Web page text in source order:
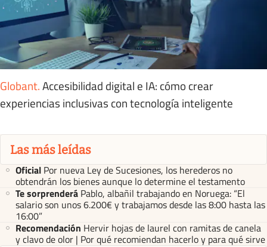
Globant.Accesibilidad digital e IA: cómo crear
experiencias inclusivas con tecnología inteligente
Las más leídas
Oficial Por nueva Ley de Sucesiones, los herederos no
obtendrán los bienes aunque lo determine el testamento
Te sorprenderá Pablo, albañil trabajando en Noruega: “El
salario son unos 6.200€ y trabajamos desde las 8:00 hasta las
16:00”
Recomendación Hervir hojas de laurel con ramitas de canela
y clavo de olor | Por qué recomiendan hacerlo y para qué sirve